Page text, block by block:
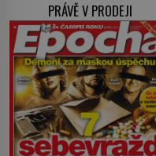
PRÁVĚ V PRODEJI